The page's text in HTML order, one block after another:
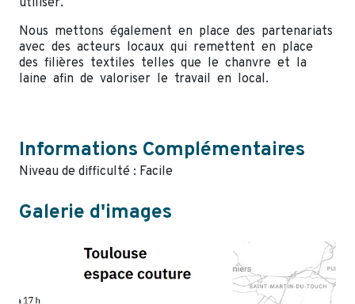
Nous mettons également en place des partenariats
avec des acteurs locaux qui remettent en place
des filières textiles telles que le chanvre et la
laine afin de valoriser le travail en local.
Informations Complémentaires
Niveau de difficulté : Facile
Galerie d'images